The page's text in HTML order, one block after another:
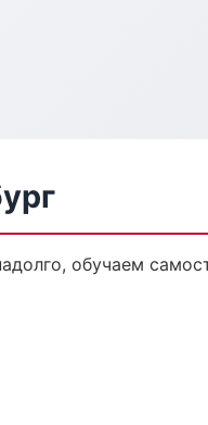
обучаем